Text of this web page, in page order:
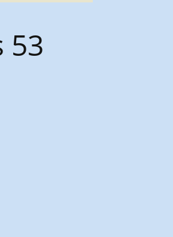
53